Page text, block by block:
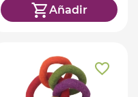
Añadir